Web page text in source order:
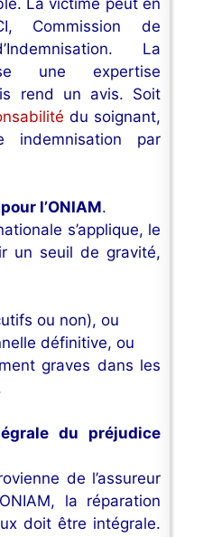
La victime peut en
Commission de
La
une expertise
rend un avis. Soit
du soignant,
par
l’ONIAM.
s’applique, le
un seuil de gravité,
ou non), ou
définitive, ou
graves dans les
du préjudice
de l’assureur
la réparation
doit être intégrale.